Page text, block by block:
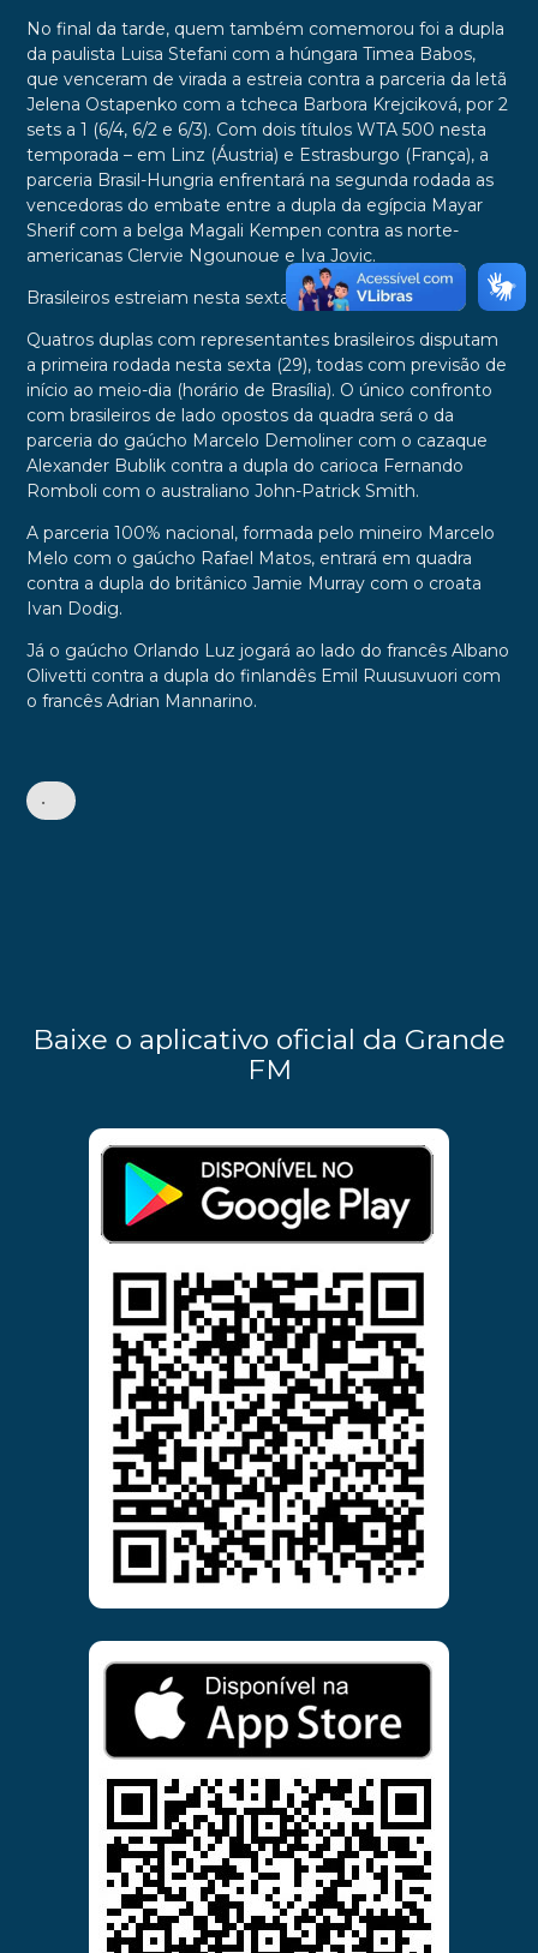
No final da tarde, quem também comemorou foi a dupla
da paulista Luisa Stefani com a húngara Timea Babos,
que venceram de virada a estreia contra a parceria da letã
Jelena Ostapenko com a tcheca Barbora Krejciková, por 2
sets a 1 (6/4, 6/2 e 6/3). Com dois títulos WTA 500 nesta
temporada – em Linz (Áustria) e Estrasburgo (França), a
parceria Brasil-Hungria enfrentará na segunda rodada as
vencedoras do embate entre a dupla da egípcia Mayar
Sherif com a belga Magali Kempen contra as norte-
americanas Clervie Ngounoue e Iva Jovic.
Brasileiros estreiam nesta sexta
Quatros duplas com representantes brasileiros disputam
a primeira rodada nesta sexta (29), todas com previsão de
início ao meio-dia (horário de Brasília). O único confronto
com brasileiros de lado opostos da quadra será o da
parceria do gaúcho Marcelo Demoliner com o cazaque
Alexander Bublik contra a dupla do carioca Fernando
Romboli com o australiano John-Patrick Smith.
A parceria 100% nacional, formada pelo mineiro Marcelo
Melo com o gaúcho Rafael Matos, entrará em quadra
contra a dupla do britânico Jamie Murray com o croata
Ivan Dodig.
Já o gaúcho Orlando Luz jogará ao lado do francês Albano
Olivetti contra a dupla do finlandês Emil Ruusuvuori com
o francês Adrian Mannarino.
•
Baixe o aplicativo oficial da Grande
FM